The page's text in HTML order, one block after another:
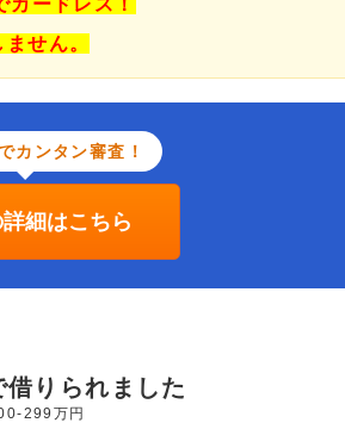
カードレス！
せん。
カンタン審査！
細はこちら
りられました
299万円